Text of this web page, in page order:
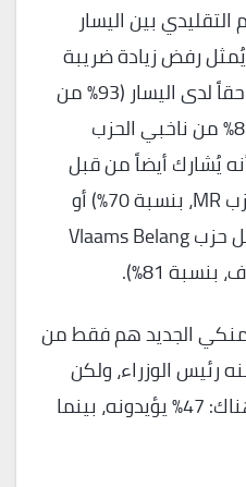
بين اليسار
رفض زيادة ضريبة
القيمة المضافة إجماعاً ساحقاً لدى اليسار (93% من
ناخبي حزب PTB-PVDA، و82% من ناخبي الحزب
يُشارك أيضاً من قبل
بعض أحزاب اليمين (مثل حزب MR، بنسبة 70%) أو
أحزاب اليمين المتطرف (مثل حزب Vlaams Belang
81%).
الجديد هم فقط من
رئيس الوزراء، ولكن
هناك انقسام واضح حتى هناك: 47% يؤيدونه، بينما